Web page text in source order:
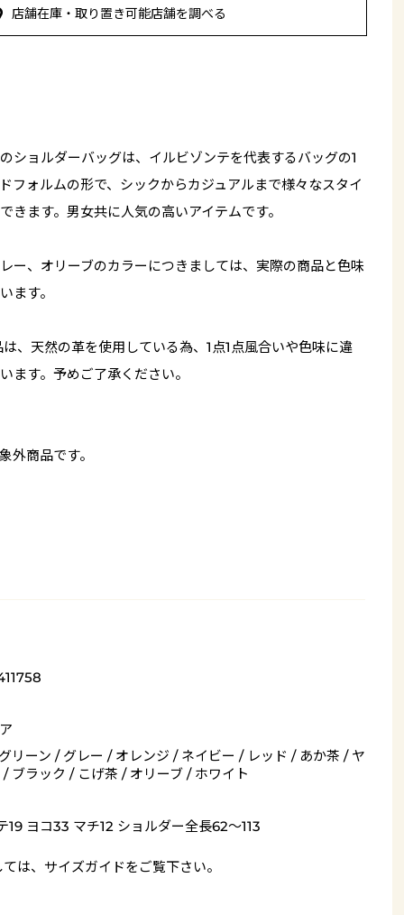
店舗在庫・取り置き可能店舗を調べる
ショルダーバッグは、イルビゾンテを代表するバッグの1
フォルムの形で、シックからカジュアルまで様々なスタイ
きます。男女共に人気の高いアイテムです。
ー、オリーブのカラーにつきましては、実際の商品と色味
ます。
、天然の革を使用している為、1点1点風合いや色味に違
ます。予めご了承ください。
外商品です。
リーン / グレー / オレンジ / ネイビー / レッド / あか茶 / ヤ
ブラック / こげ茶 / オリーブ / ホワイト
19 ヨコ33 マチ12 ショルダー全長62～113
は、 サイズガイドをご覧下さい。